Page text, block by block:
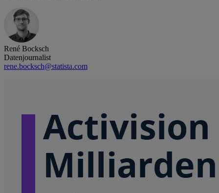
René Bocksch
Datenjournalist
rene.bocksch@statista.com